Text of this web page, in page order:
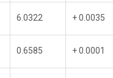
6.0322 + 0.0035
0.6585 + 0.0001